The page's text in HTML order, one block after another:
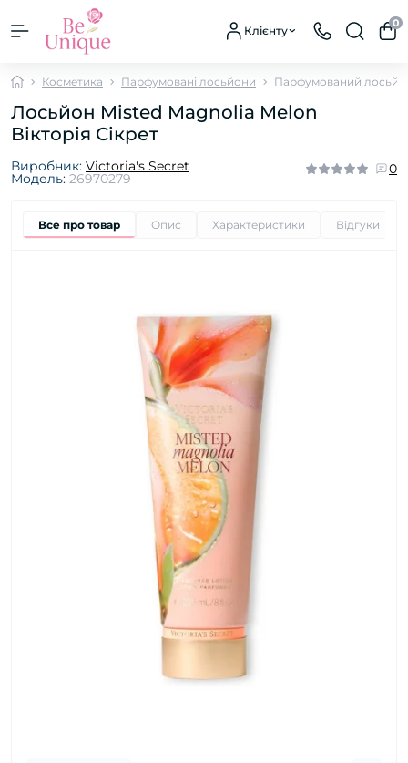
Клієнту
0
Косметика Парфумовані лосьйони Парфумований
Лосьйон Misted Magnolia Melon
Вікторія Сікрет
Виробник: Victoria's Secret
Модель: 26970279
0
Все про товар Опис Характеристики Відгуки